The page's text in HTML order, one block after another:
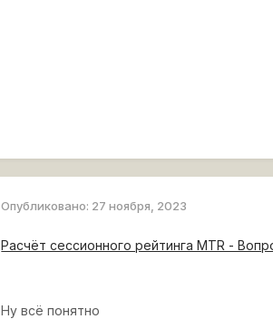
Опубликовано: 27 ноября, 2023
Расчёт сессионного рейтинга MTR -
Ну всё понятно